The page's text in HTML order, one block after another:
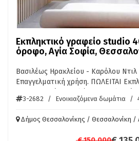
Εκπληκτικό γραφείο studio
όροφο, Αγία Σοφία,
Βασιλέως Ηρακλείου - Καρόλου
Επαγγελματική χρήση. ΠΩΛΕΙΤΑΙ
5ο όροφο συνολικής επιφάνειας
πετρέλαιο, κλιματιστικό inverter ,θέα
3-2682 / Ενοικιαζόμενα δωμάτια /
Δήμος Θεσσαλονίκης / Θεσσαλονίκη /